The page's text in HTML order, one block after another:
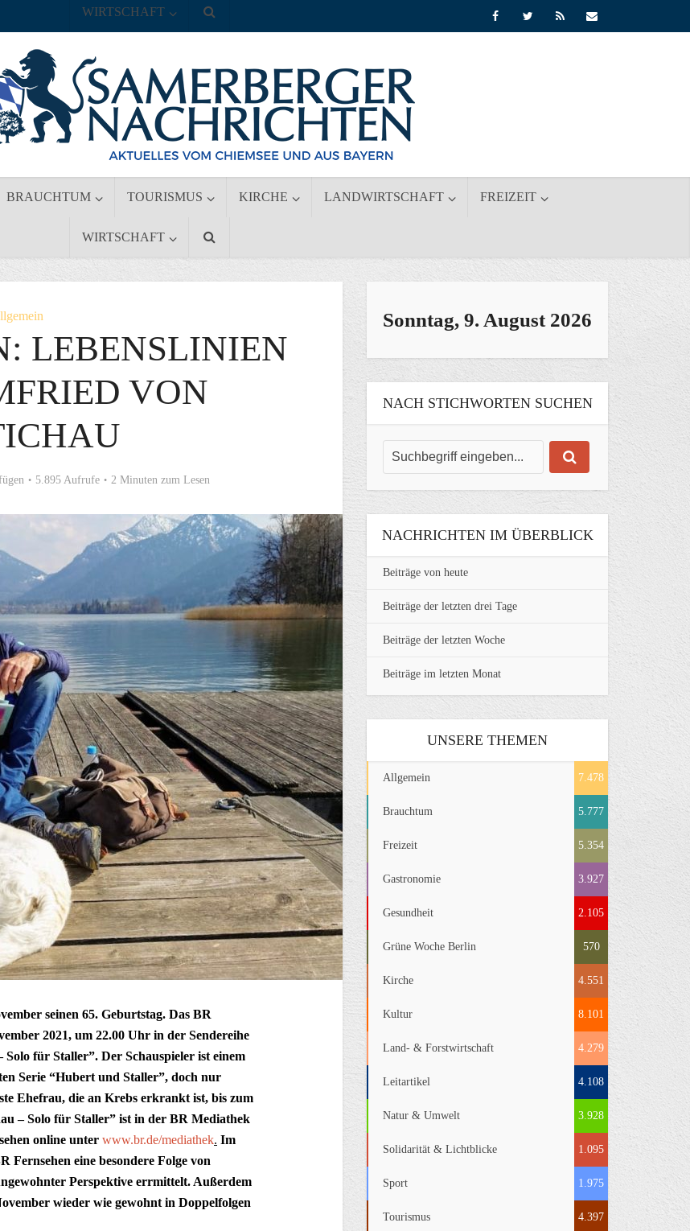
BRAUCHTUM TOURISMUS KIRCHE LANDWIRTSCHAFT FREIZEIT
WIRTSCHAFT
WIRTSCHAFT
LEBENSLINIEN
VON
5.895 Aufrufe 2 Minuten zum Lesen
seinen 65. Geburtstag. Das BR
2021, um 22.00 Uhr in der Sendereihe
für Staller”. Der Schauspieler ist einem
Serie “Hubert und Staller”, doch nur
Ehefrau, die an Krebs erkrankt ist, bis zum
– Solo für Staller” ist in der BR Mediathek
online unter www.br.de/mediathek. Im
Fernsehen eine besondere Folge von
Perspektive errmittelt. Außerdem
wieder wie gewohnt in Doppelfolgen
Sonntag, 9. August 2026
NACH STICHWORTEN SUCHEN
NACHRICHTEN IM ÜBERBLICK
Beiträge von heute
Beiträge der letzten drei Tage
Beiträge der letzten Woche
Beiträge im letzten Monat
UNSERE THEMEN
Allgemein 7.478
Brauchtum 5.777
Freizeit 5.354
Gastronomie 3.927
Gesundheit 2.105
Grüne Woche Berlin 570
Kirche 4.551
Kultur 8.101
Land- & Forstwirtschaft 4.279
Leitartikel 4.108
Natur & Umwelt 3.928
Solidarität & Lichtblicke 1.095
Sport 1.975
Tourismus 4.397